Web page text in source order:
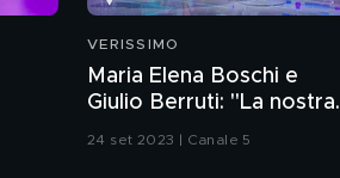
VERISSIMO
Maria Elena Boschi e
Giulio Berruti: "La nostra
storia d'amore"
24 set 2023 | Canale 5